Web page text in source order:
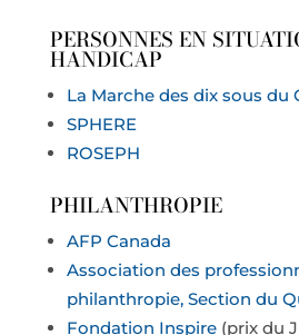
PERSONNES EN
HANDICAP
La Marche des dix sous du
SPHERE
ROSEPH
PHILANTHROPIE
AFP Canada
Association des
philanthropie, Section du
Fondation Inspire(prix du